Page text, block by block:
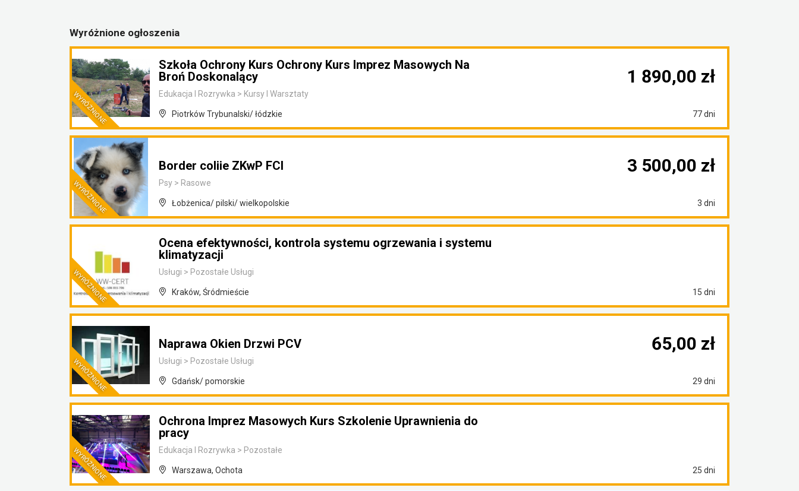
Wyróżnione ogłoszenia
Szkoła Ochrony Kurs Ochrony Kurs Imprez Masowych Na
Broń Doskonalący
Edukacja I Rozrywka > Kursy I Warsztaty
Piotrków Trybunalski/ łódzkie 77 dni
1 890,00 zł
Border coliie ZKwP FCI
Psy > Rasowe
Łobżenica/ pilski/ wielkopolskie 3 dni
3 500,00 zł
Ocena efektywności, kontrola systemu ogrzewania i systemu
klimatyzacji
Usługi > Pozostałe Usługi
Kraków, Śródmieście 15 dni
Naprawa Okien Drzwi PCV
Usługi > Pozostałe Usługi
Gdańsk/ pomorskie 29 dni
65,00 zł
Ochrona Imprez Masowych Kurs Szkolenie Uprawnienia do
pracy
Edukacja I Rozrywka > Pozostałe
Warszawa, Ochota 25 dni